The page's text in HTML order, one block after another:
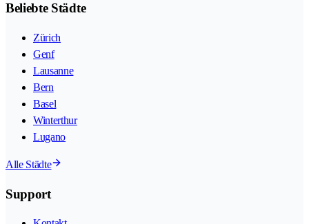
Beliebte Städte
Zürich
Genf
Lausanne
Bern
Basel
Winterthur
Lugano
Alle Städte
Support